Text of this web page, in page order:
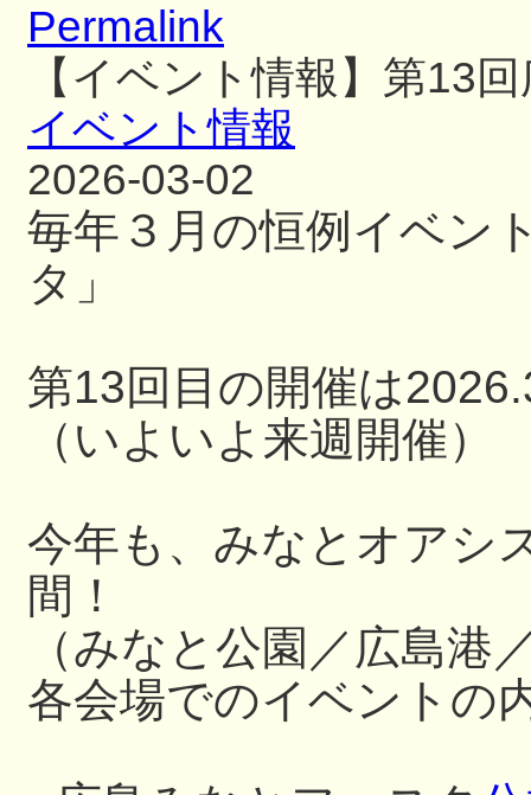
Permalink
【イベント情報】第13
イベント情報
2026-03-02
毎年３月の恒例イベン
タ」
第13回目の開催は
（いよいよ来週開催）
今年も、みなとオアシ
間！
（みなと公園／広島港
各会場でのイベントの